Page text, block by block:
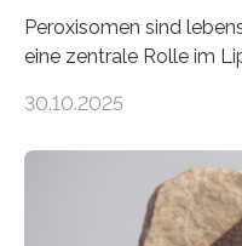
Peroxisomen sind
eine zentrale Rolle im
erfüllen können,
der Ruhr-Universität
und Dr. Ismaila Francis
unbekannten
30.10.2025